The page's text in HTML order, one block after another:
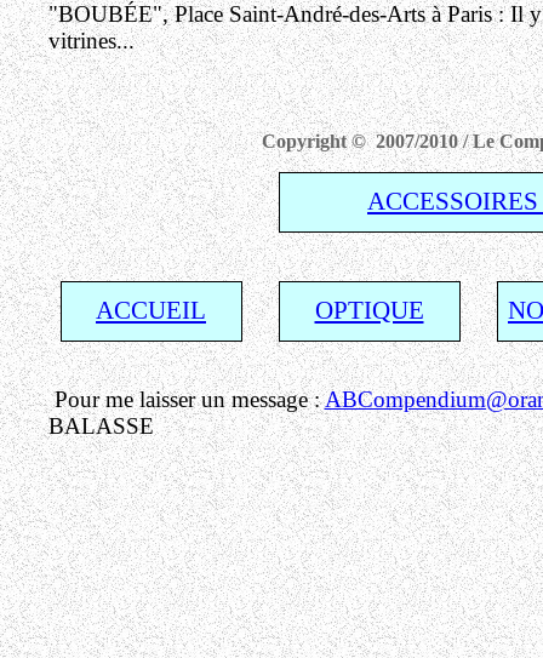
"BOUBÉE", Place Saint-André-des-Arts à Paris : Il y
vitrines...
Copyright © 2007/2010 / Le
ACCUEIL OPTIQUE
Pour me laisser un message :
BALASSE